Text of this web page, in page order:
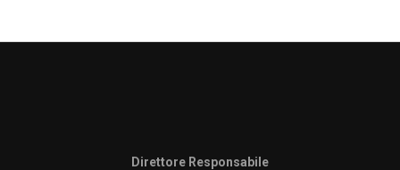
Direttore Responsabile